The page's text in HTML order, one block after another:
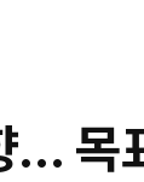
…